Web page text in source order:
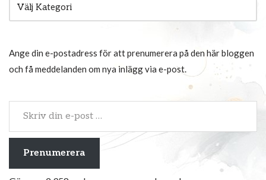
Ange din e-postadress för att prenumerera på den här bloggen
och få meddelanden om nya inlägg via e-post.
Prenumerera